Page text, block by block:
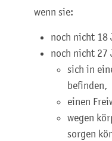
wenn sie:
noch nicht 18
noch nicht 27
sich in
befinden,
einen
wegen
sorgen